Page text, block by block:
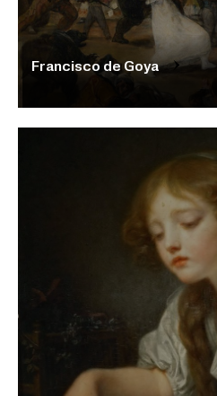
Francisco de Goya